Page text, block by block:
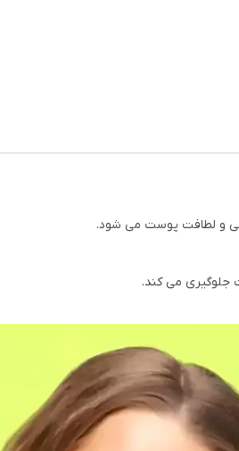
و لطافت پوست می شود.
جلوگیری می کند.